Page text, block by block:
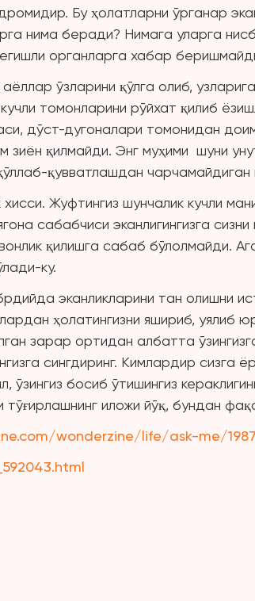
Бу ҳолатларни ўрганар
нима беради? Нимага уларга
органларга хабар
ўзларини қўлга олиб,
томонларини рўйхат қилиб
дўст-дугоналари томонидан
зиён қилмайди. Энг муҳими шуни
қувватлашдан чарчамайдиган
Жуфтингиз шунчалик кучли
сабабчиси эканлигингизга
қилишга сабаб бўлолмайди.
ку.
эканликларини тан олишни
ҳолатингизни яшириб, уялиб
зарар ортидан албатта
сингдиринг. Кимлардир сизга
ўзингиз босиб ўтишингиз
тўғирлашнинг иложи йўқ, бундан
wonderzine/life/ask-me/